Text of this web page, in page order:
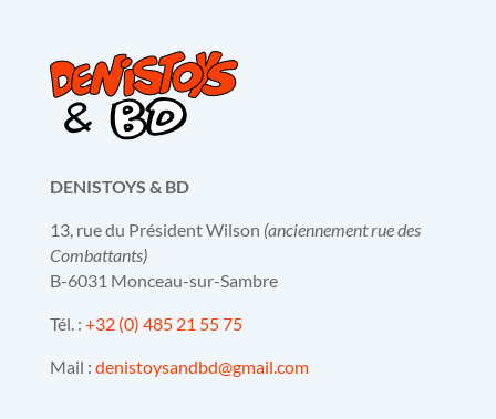
DENISTOYS & BD
13, rue du Président Wilson (anciennement rue des
Combattants)
B-6031 Monceau-sur-Sambre
Tél. : +32 (0) 485 21 55 75
Mail : denistoysandbd@gmail.com